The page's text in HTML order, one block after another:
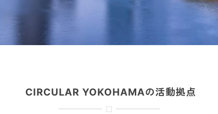
CIRCULAR YOKOHAMAの活動拠点